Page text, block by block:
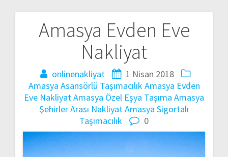
Amasya Evden Eve
Nakliyat
onlinenakliyat
1 Nisan 2018
Amasya Asansörlü TaşımacılıkAmasya Evden
Eve NakliyatAmasya Özel Eşya Taşıma Amasya
Şehirler Arası NakliyatAmasya Sigortalı
Taşımacılık
0
Yazı
gezinmesi